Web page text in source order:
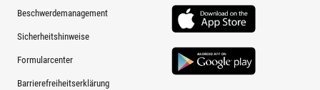
Beschwerdemanagement
Sicherheitshinweise
Formularcenter
Barrierefreiheitserklärung